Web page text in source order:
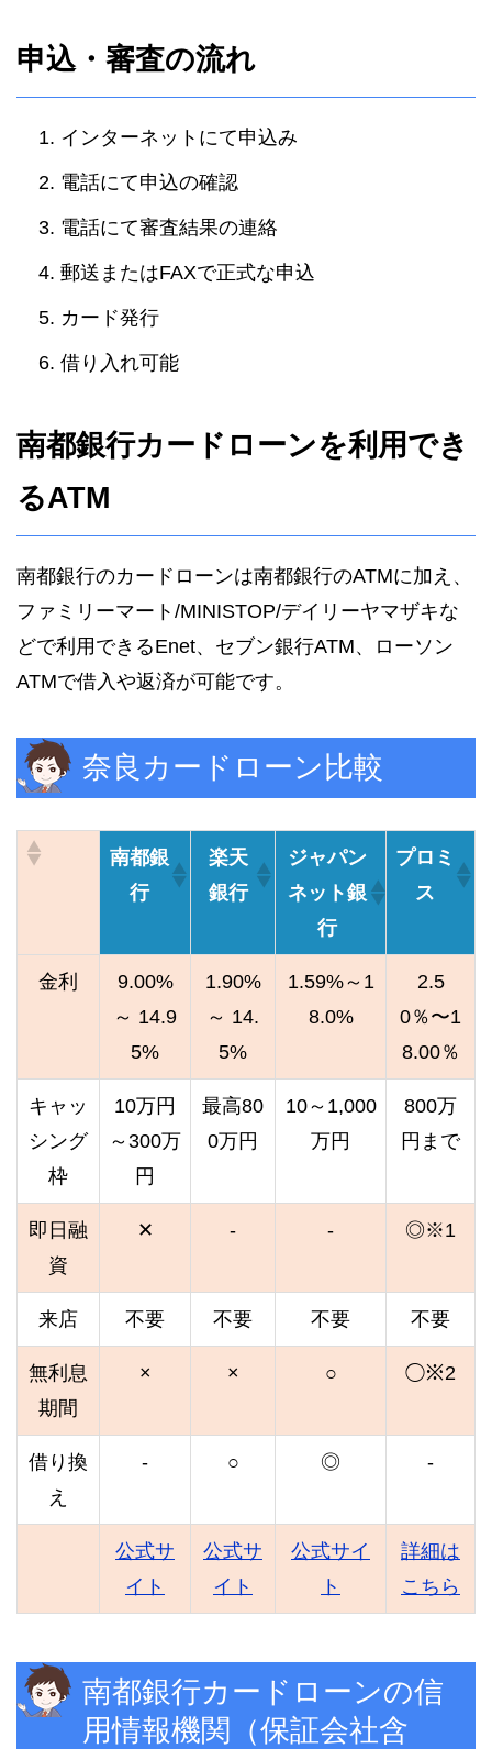
申込・審査の流れ
インターネットにて申込み
電話にて申込の確認
電話にて審査結果の連絡
郵送またはFAXで正式な申込
カード発行
借り入れ可能
南都銀行カードローンを利用でき
るATM
南都銀行のカードローンは南都銀行のATMに加え、
ファミリーマート/MINISTOP/デイリーヤマザキな
どで利用できるEnet、セブン銀行ATM、ローソン
ATMで借入や返済が可能です。
奈良カードローン比較
南都銀
行
楽天
銀行
ジャパン
ネット銀
行
プロミ
ス
金利
9.00%
～ 14.9
5%
1.90%
～ 14.
5%
1.59%～1
8.0%
2.5
0％〜1
8.00％
キャッ
シング
枠
10万円
～300万
円
最高80
0万円
10～1,000
万円
800万
円まで
即日融
資
✕ - - ◎※1
来店 不要 不要 不要 不要
無利息
期間
× × ○ ◯※2
借り換
え
- ○ ◎ -
公式サ
イト
公式サ
イト
公式サイ
ト
詳細は
こちら
南都銀行カードローンの信
用情報機関（保証会社含